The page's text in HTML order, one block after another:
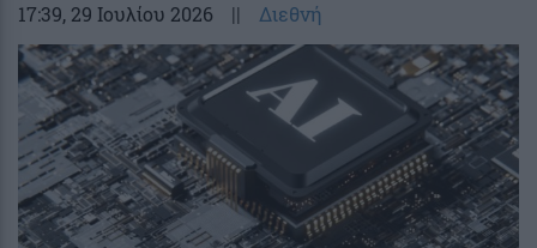
17:39, 29 Ιουλίου 2026 || Διεθνή